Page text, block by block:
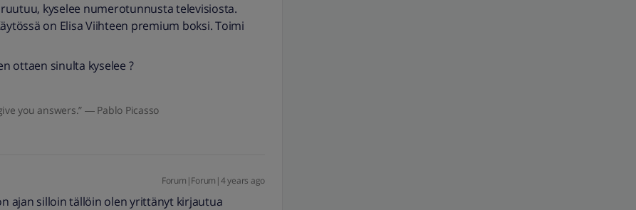
kyselee numerotunnusta televisiosta.
on Elisa Viihteen premium boksi. Toimi
ottaen sinulta kyselee ?
you answers.” ― Pablo Picasso
Forum|Forum|4 years ago
ajan silloin tällöin olen yrittänyt kirjautua